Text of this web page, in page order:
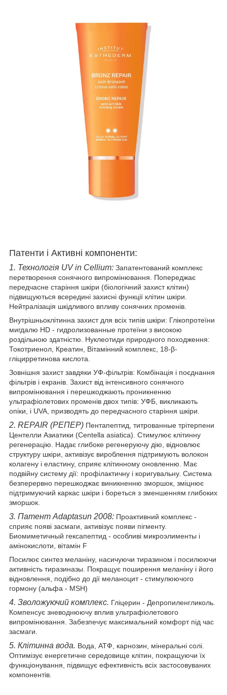
Патенти і Активні компоненти:
1. Технологія UV in Cellium: Запатентований комплекс
перетворення сонячного випромінювання. Попереджає
передчасне старіння шкіри (біологічний захист клітин)
підвищуються всередині захисні функції клітин шкіри.
Нейтралізація шкідливого впливу сонячних променів.
Внутрішньоклітинна захист для всіх типів шкіри: Глікопротеїни
мигдалю HD - гидролизованные протеїни з високою
роздільною здатністю. Нуклеотиди природного походження:
Токотриенол, Креатин, Вітамінний комплекс, 18-β-
гліцирретинова кислота.
Зовнішня захист завдяки УФ-фільтрів: Комбінація і поєднання
фільтрів і екранів. Захист від інтенсивного сонячного
випромінювання і перешкоджають проникненню
ультрафіолетових променів двох типів: УФБ, викликають
опіки, і UVA, призводять до передчасного старіння шкіри.
2. REPAIR (РЕПЕР) Пентапептид, титрованные трітерпени
Центелли Азиатики (Centella asiatica). Стимулює клітинну
регенерацію. Надає глибоке регенеруючу дію, відновлює
структуру шкіри, активізує вироблення підтримують волокон
колагену і еластину, сприяє клітинному оновленню. Має
подвійну систему дії: профілактичну і коригувальну. Система
безперервно перешкоджає виникненню зморшок, зміцнює
підтримуючий каркас шкіри і бореться з зменшенням глибоких
зморшок.
3. Патент Adaptasun 2008: Проактивний комплекс -
сприяє появі засмаги, активізує появи пігменту.
Биомиметичный гексапептид - особливі микроэлименты і
амінокислоти, вітамін F
Посилює синтез меланіну, насичуючи тиразином і посилюючи
активність тиразиназы. Покращує поширення меланіну і його
відновлення, подібно до дії меланоцит - стимулюючого
гормону (альфа - MSH)
4. Зволожуючий комплекс. Гліцерин - Депропиленгликоль.
Компенсує зневоднюючу вплив ультрафіолетового
випромінювання. Забезпечує максимальний комфорт під час
засмаги.
5. Клітинна вода. Вода, АТФ, карнозин, мінеральні солі.
Оптимізує енергетичне середовище клітин, покращуючи їх
функціонування, підвищує ефективність всіх застосовуваних
компонентів.